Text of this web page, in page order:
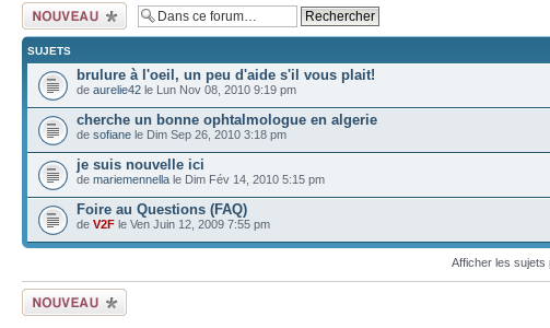
Ecrire un nouveau
sujet
SUJETS
brulure à l'oeil, un peu d'aide s'il vous plait!
de aurelie42 le Lun Nov 08, 2010 9:19 pm
cherche un bonne ophtalmologue en algerie
de sofiane le Dim Sep 26, 2010 3:18 pm
je suis nouvelle ici
de mariemennella le Dim Fév 14, 2010 5:15 pm
Foire au Questions (FAQ)
de V2F le Ven Juin 12, 2009 7:55 pm
Afficher les sujets
Ecrire un nouveau
sujet